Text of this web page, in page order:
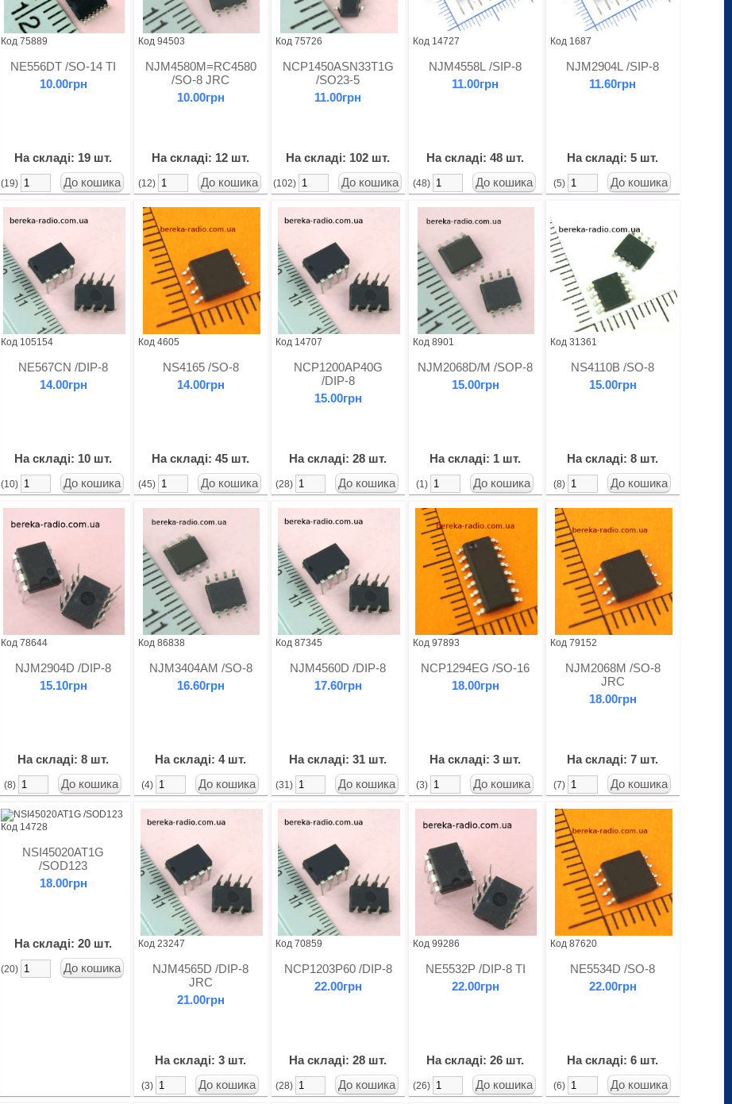
Код 75889
NE556DT /SO-14 TI
10.00грн
На складі: 19 шт.
(19)
Код 94503
NJM4580M=RC4580
/SO-8 JRC
10.00грн
На складі: 12 шт.
(12)
Код 75726
NCP1450ASN33T1G
/SO23-5
11.00грн
На складі: 102 шт.
(102)
Код 14727
NJM4558L /SIP-8
11.00грн
На складі: 48 шт.
(48)
Код 1687
NJM2904L /SIP-8
11.60грн
На складі: 5 шт.
(5)
Код 105154
NE567CN /DIP-8
14.00грн
На складі: 10 шт.
(10)
Код 4605
NS4165 /SO-8
14.00грн
На складі: 45 шт.
(45)
Код 14707
NCP1200AP40G
/DIP-8
15.00грн
На складі: 28 шт.
(28)
Код 8901
NJM2068D/M /SOP-8
15.00грн
На складі: 1 шт.
(1)
Код 31361
NS4110B /SO-8
15.00грн
На складі: 8 шт.
(8)
Код 78644
NJM2904D /DIP-8
15.10грн
На складі: 8 шт.
(8)
Код 86838
NJM3404AM /SO-8
16.60грн
На складі: 4 шт.
(4)
Код 87345
NJM4560D /DIP-8
17.60грн
На складі: 31 шт.
(31)
Код 97893
NCP1294EG /SO-16
18.00грн
На складі: 3 шт.
(3)
Код 79152
NJM2068M /SO-8
JRC
18.00грн
На складі: 7 шт.
(7)
Код 14728
NSI45020AT1G
/SOD123
18.00грн
На складі: 20 шт.
(20)
Код 23247
NJM4565D /DIP-8
JRC
21.00грн
На складі: 3 шт.
(3)
Код 70859
NCP1203P60 /DIP-8
22.00грн
На складі: 28 шт.
(28)
Код 99286
NE5532P /DIP-8 TI
22.00грн
На складі: 26 шт.
(26)
Код 87620
NE5534D /SO-8
22.00грн
На складі: 6 шт.
(6)